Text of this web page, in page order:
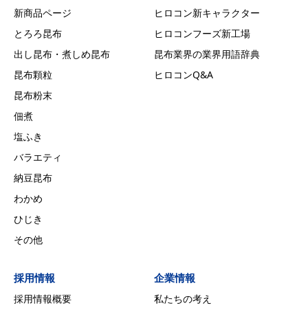
新商品ページ
とろろ昆布
出し昆布・煮しめ昆布
昆布顆粒
昆布粉末
佃煮
塩ふき
バラエティ
納豆昆布
わかめ
ひじき
その他
ヒロコン新キャラクター
ヒロコンフーズ新工場
昆布業界の業界用語辞典
ヒロコンQ&A
採用情報
採用情報概要
企業情報
私たちの考え